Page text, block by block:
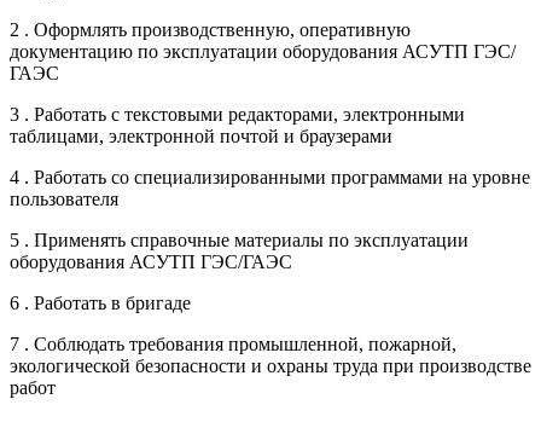
2 . Оформлять производственную, оперативную
документацию по эксплуатации оборудования АСУТП ГЭС/
ГАЭС
3 . Работать с текстовыми редакторами, электронными
таблицами, электронной почтой и браузерами
4 . Работать со специализированными программами на уровне
пользователя
5 . Применять справочные материалы по эксплуатации
оборудования АСУТП ГЭС/ГАЭС
6 . Работать в бригаде
7 . Соблюдать требования промышленной, пожарной,
экологической безопасности и охраны труда при производстве
работ